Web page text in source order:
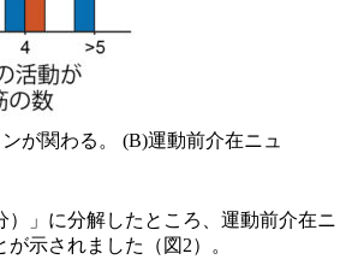
が関わる。 (B)運動前介在ニュ
」に分解したところ、運動前介在ニ
示されました（図2）。